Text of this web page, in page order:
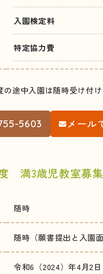
入園検定料
特定協力費
の途中入園は随時受け付
5603 メール
満3歳児教室募
随時
随時（願書提出と入園
令和6（2024）年4月2